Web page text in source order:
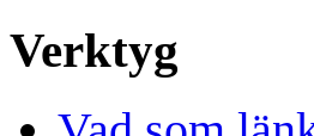
Verktyg